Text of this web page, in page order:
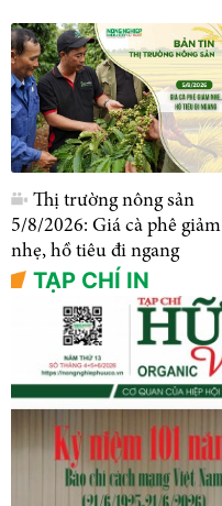
Thị trường nông sản
5/8/2026: Giá cà phê giảm
nhẹ, hồ tiêu đi ngang
TẠP CHÍ IN